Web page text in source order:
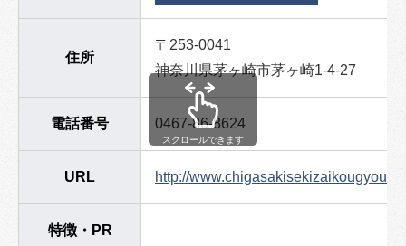
住所
〒253-0041
神奈川県茅ヶ崎市茅ヶ崎1-4-27
電話番号 0467-86-8624
URL http://
特徴・PR
スクロールできます